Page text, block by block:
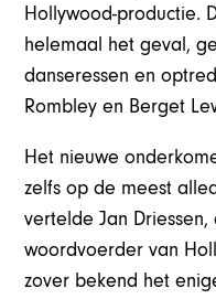
Hollywood-productie.
helemaal het geval,
danseressen en
Rombley en Berget
Het nieuwe
zelfs op de meest
vertelde Jan
woordvoerder van
zover bekend het